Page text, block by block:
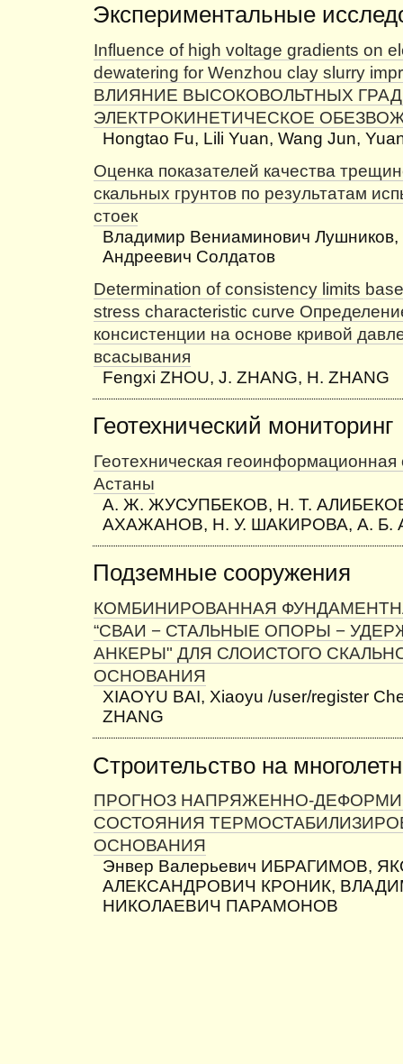
Экспериментальные
Influence of high voltage gradients on
dewatering for Wenzhou clay slurry
ВЛИЯНИЕ ВЫСОКОВОЛЬТНЫХ
ЭЛЕКТРОКИНЕТИЧЕСКОЕ
Hongtao Fu, Lili Yuan, Wang Jun,
Оценка показателей качества
скальных грунтов по результатам
стоек
Владимир Вениаминович Лушников,
Андреевич Солдатов
Determination of consistency limits
stress characteristic curve
консистенции на основе кривой
всасывания
Fengxi ZHOU, J. ZHANG, H. ZHANG
Геотехнический мониторинг
Геотехническая геоинформационная
Астаны
А. Ж. ЖУСУПБЕКОВ, Н. Т.
АХАЖАНОВ, Н. У. ШАКИРОВА, А.
Подземные сооружения
КОМБИНИРОВАННАЯ
“СВАИ − СТАЛЬНЫЕ ОПОРЫ −
АНКЕРЫ" ДЛЯ СЛОИСТОГО
ОСНОВАНИЯ
XIAOYU BAI, Xiaoyu /user/register
ZHANG
Строительство на
ПРОГНОЗ НАПРЯЖЕННО-
СОСТОЯНИЯ
ОСНОВАНИЯ
Энвер Валерьевич ИБРАГИМОВ,
АЛЕКСАНДРОВИЧ КРОНИК,
НИКОЛАЕВИЧ ПАРАМОНОВ